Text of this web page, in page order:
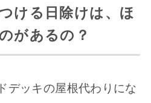
ける日除けは、ほ
があるの？
デッキの屋根代わりにな